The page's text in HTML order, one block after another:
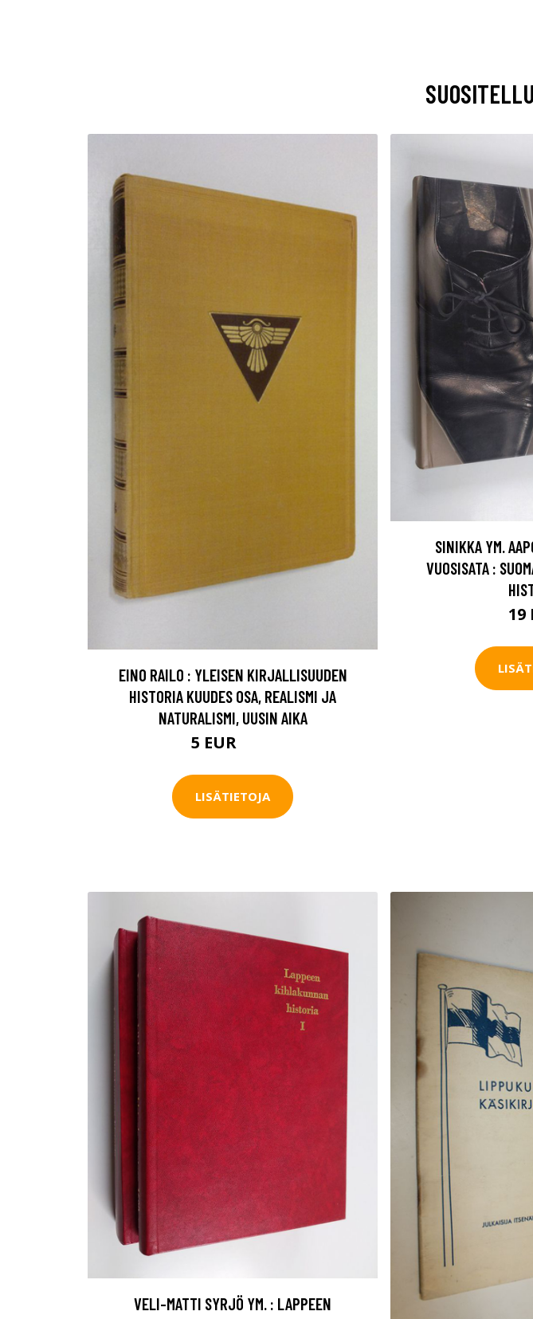
EINO RAILO : YLEISEN KIRJALLISUUDEN
HISTORIA KUUDES OSA, REALISMI JA
NATURALISMI, UUSIN AIKA
5 EUR
LISÄTIETOJA
SINIKKA YM.
VUOSISATA :
19
VELI-MATTI SYRJÖ YM. : LAPPEEN